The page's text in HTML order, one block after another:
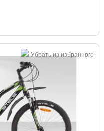
Убрать из избранного